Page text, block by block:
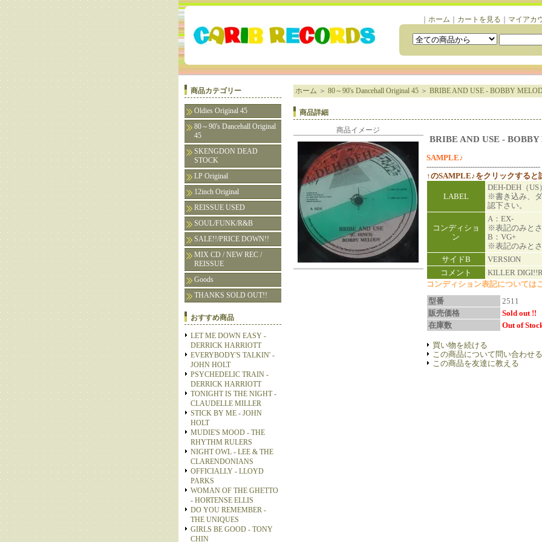
ホーム カートを見る マイアカ
商品カテゴリー
Oldies Original 45
80～90's Dancehall Original
45
SKENGDON DEAD
STOCK
LP Original
12inch Original
REISSUE USED
SOUL/FUNK/R&B
SALE!!/PRICE DOWN!!
MIX CD / NEW REC /
REISSUE
Goods
THANKS SOLD OUT!!
おすすめ商品
LET ME DOWN EASY -
DERRICK HARRIOTT
EVERYBODY'S TALKIN' -
JOHN HOLT
PSYCHEDELIC TRAIN -
DERRICK HARRIOTT
TONIGHT IS THE NIGHT -
CLAUDELLE MILLER
STICK BY ME - JOHN
HOLT
MUDIE'S MOOD - THE
RHYTHM RULERS
NIGHT OWL - LEE & THE
CLARENDONIANS
OFFICIALLY - LLOYD
PARKS
WOMAN OF THE GHETTO
- HORTENSE ELLIS
DO YOU REMEMBER -
THE UNIQUES
GIRLS BE GOOD - TONY
CHIN
ホーム ＞ 80～90's Dancehall Original 45＞ BRIBE AND USE - BOBBY
商品詳細
商品イメージ
BRIBE AND USE -
SAMPLE♪
-----------------------------------------------
↑のSAMPLE♪をクリックすると
LABEL
DEH-DEH（US）
※書き込み、
認下さい。
コンディショ
ン
A：EX-
※表記のみとさ
B：VG+
※表記のみとさ
サイドB
VERSION
コメント
KILLER
コンディション表記については
型番
2511
販売価格
Sold out !!
在庫数
Out of
買い物を続ける
この商品について問い合わせる
この商品を友達に教える